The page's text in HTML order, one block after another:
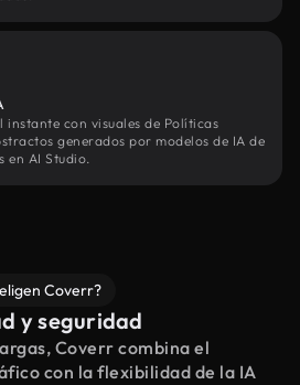
instante con visuales de Políticas
generados por modelos de IA de
en AI Studio.
Coverr?
y seguridad
Coverr combina el
con la flexibilidad de la IA